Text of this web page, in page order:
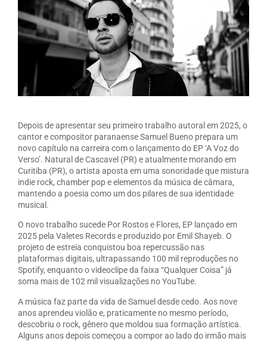
Depois de apresentar seu primeiro trabalho autoral em 2025, o
cantor e compositor paranaense Samuel Bueno prepara um
novo capítulo na carreira com o lançamento do EP ‘A Voz do
Verso’. Natural de Cascavel (PR) e atualmente morando em
Curitiba (PR), o artista aposta em uma sonoridade que mistura
indie rock, chamber pop e elementos da música de câmara,
mantendo a poesia como um dos pilares de sua identidade
musical.
O novo trabalho sucede Por Rostos e Flores, EP lançado em
2025 pela Valetes Records e produzido por Emil Shayeb. O
projeto de estreia conquistou boa repercussão nas
plataformas digitais, ultrapassando 100 mil reproduções no
Spotify, enquanto o videoclipe da faixa “Qualquer Coisa” já
soma mais de 102 mil visualizações no YouTube.
A música faz parte da vida de Samuel desde cedo. Aos nove
anos aprendeu violão e, praticamente no mesmo período,
descobriu o rock, gênero que moldou sua formação artística.
Alguns anos depois começou a compor ao lado do irmão mais